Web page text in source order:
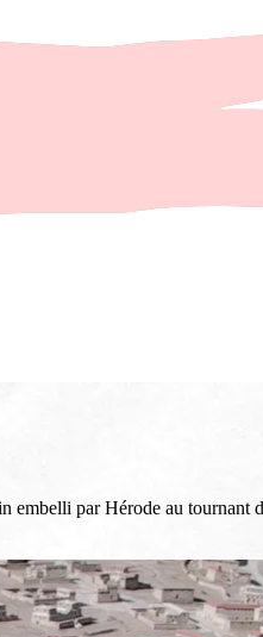
par Hérode au tournant